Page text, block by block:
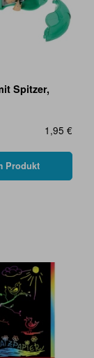
Spitzer,
1,95 €
Produkt